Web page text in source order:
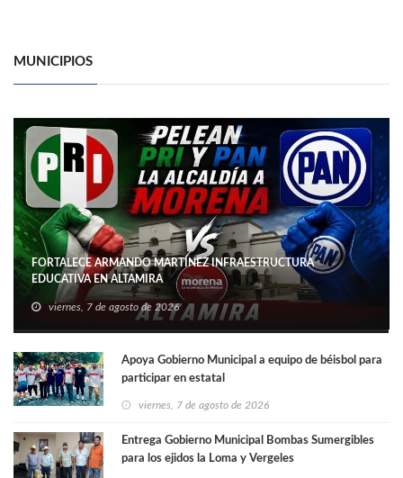
MUNICIPIOS
FORTALECE ARMANDO MARTÍNEZ INFRAESTRUCTURA
EDUCATIVA EN ALTAMIRA
viernes, 7 de agosto de 2026
Apoya Gobierno Municipal a equipo de béisbol para
participar en estatal
viernes, 7 de agosto de 2026
Entrega Gobierno Municipal Bombas Sumergibles
para los ejidos la Loma y Vergeles